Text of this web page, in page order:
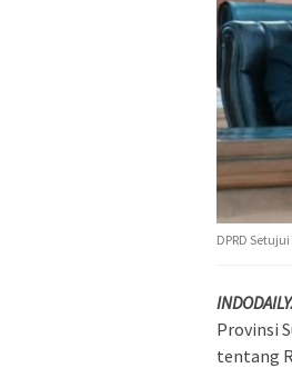
DPRD
Provinsi
tentang